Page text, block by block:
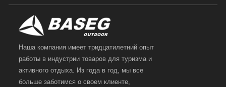
Наша компания имеет тридцатилетний опыт
работы в индустрии товаров для туризма и
активного отдыха. Из года в год, мы все
больше заботимся о своем клиенте,